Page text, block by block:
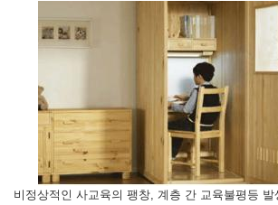
비정상적인 사교육의 팽창, 계층 간 교육불평등